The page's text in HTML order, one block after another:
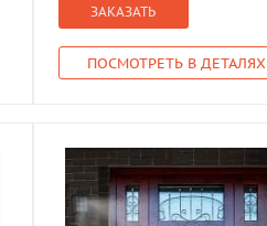
ЗАКАЗАТЬ
ПОСМОТРЕТЬ В ДЕТАЛЯХ